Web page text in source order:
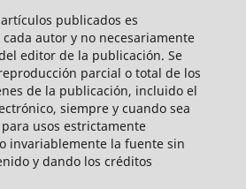
publicados es
autor y no necesariamente
editor de la publicación. Se
parcial o total de los
de la publicación, incluido el
siempre y cuando sea
usos estrictamente
invariablemente la fuente sin
y dando los créditos